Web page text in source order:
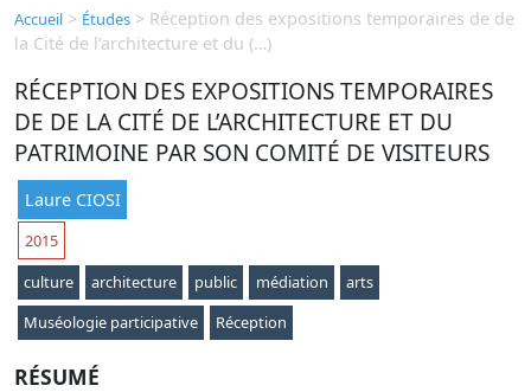
Accueil > Études > Réception des expositions temporaires de de
la Cité de l’architecture et du (…)
RÉCEPTION DES EXPOSITIONS TEMPORAIRES
DE DE LA CITÉ DE L’ARCHITECTURE ET DU
PATRIMOINE PAR SON COMITÉ DE VISITEURS
Laure CIOSI
2015
culture
architecture public médiation
arts
Muséologie participative
Réception
RÉSUMÉ